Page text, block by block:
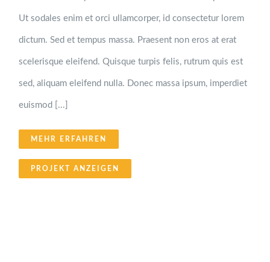
Ut sodales enim et orci ullamcorper, id consectetur lorem
dictum. Sed et tempus massa. Praesent non eros at erat
scelerisque eleifend. Quisque turpis felis, rutrum quis est
sed, aliquam eleifend nulla. Donec massa ipsum, imperdiet
euismod [...]
MEHR ERFAHREN
PROJEKT ANZEIGEN